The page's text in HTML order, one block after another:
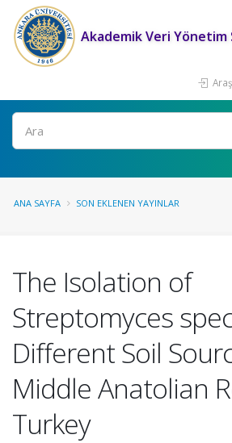
Akademik Veri Yönetim
Ara
ANA SAYFA SON EKLENEN YAYINLAR
The Isolation of
Streptomyces
Different Soil
Middle Anatolian
Turkey